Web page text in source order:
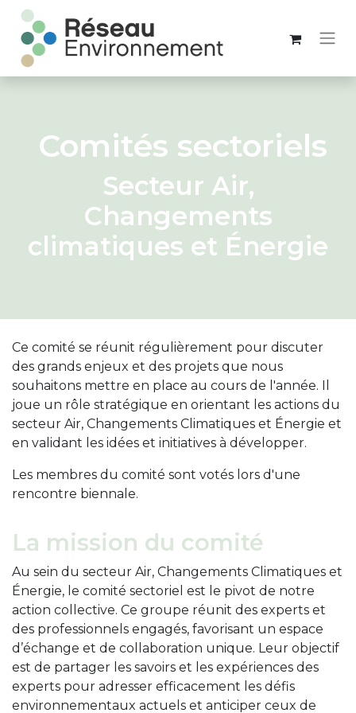
Comités sectoriels
Secteur Air,
Changements
climatiques et Énergie
Ce comité se réunit régulièrement pour discuter
des grands enjeux et des projets que nous
souhaitons mettre en place au cours de l'année. Il
joue un rôle stratégique en orientant les actions du
secteur Air, Changements Climatiques et Énergie et
en validant les idées et initiatives à développer.
Les membres du comité sont votés lors d'une
rencontre biennale.
La mission du comité
Au sein du secteur Air, Changements Climatiques et
Énergie, le comité sectoriel est le pivot de notre
action collective. Ce groupe réunit des experts et
des professionnels engagés, favorisant un espace
d’échange et de collaboration unique. Leur objectif
est de partager les savoirs et les expériences des
experts pour adresser efficacement les défis
environnementaux actuels et anticiper ceux de